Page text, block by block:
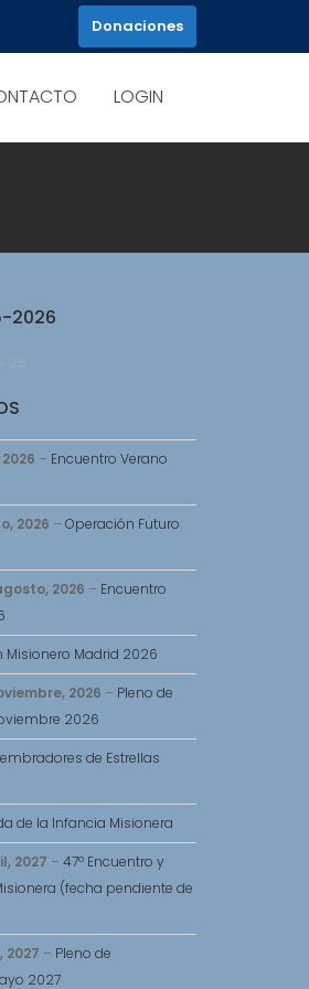
Donaciones
LOGIN
2026
– Encuentro Verano
2026 – Operación Futuro
2026 – Encuentro
Misionero Madrid 2026
2026 – Pleno de
2026
de Estrellas
de la Infancia Misionera
2027 – 47º Encuentro y
(fecha pendiente de
2027 – Pleno de
2027